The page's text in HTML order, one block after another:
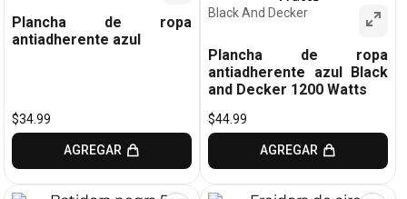
Plancha de ropa
antiadherente azul
$3499
AGREGAR
Black And Decker
Plancha de ropa
antiadherente azul Black
and Decker 1200 Watts
$4499
AGREGAR